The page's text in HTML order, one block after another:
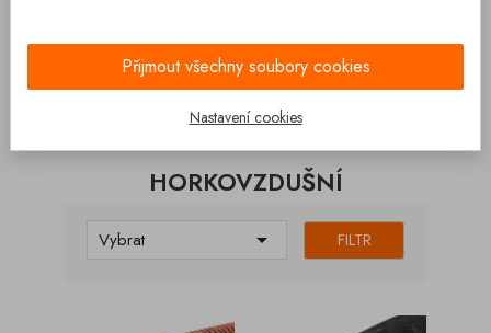
KATEGORIE
HORKOVZDUŠNÍ
Vybrat  FILTR
Přijmout všechny soubory cookies
Nastavení cookies